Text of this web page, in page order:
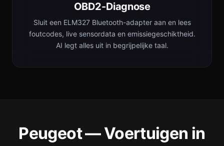
OBD2-Diagnose
Sluit een ELM327 Bluetooth-adapter aan en lees
foutcodes, live sensordata en emissiegeschiktheid.
AI legt alles uit in begrijpelijke taal.
Peugeot — Voertuigen in